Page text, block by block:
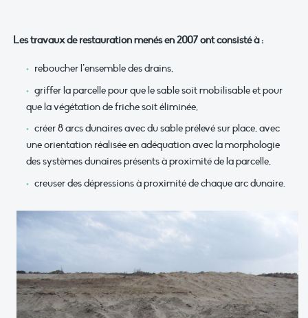
Les travaux de restauration menés en 2007 ont consisté à :
reboucher l’ensemble des drains,
griffer la parcelle pour que le sable soit mobilisable et pour
que la végétation de friche soit éliminée,
créer 8 arcs dunaires avec du sable prélevé sur place, avec
une orientation réalisée en adéquation avec la morphologie
des systèmes dunaires présents à proximité de la parcelle,
creuser des dépressions à proximité de chaque arc dunaire.